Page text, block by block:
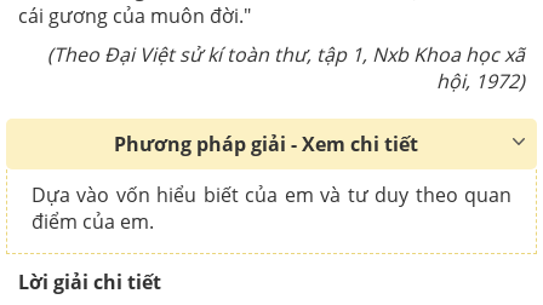
cái gương của muôn đời."
(Theo Đại Việt sử kí toàn thư, tập 1, Nxb Khoa học xã
hội, 1972)
Phương pháp giải - Xem chi tiết
Dựa vào vốn hiểu biết của em và tư duy theo quan
điểm của em.
Lời giải chi tiết